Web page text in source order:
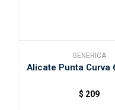
GENERICA
Alicate Punta Curva
$ 209